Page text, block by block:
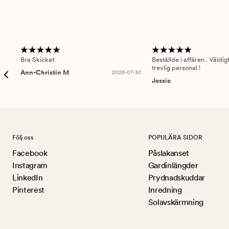
Bra Skickat
Ann-Christin M
2026-07-30
Beställde i affären .
trevlig personal !
Jessie
Följ oss
Facebook
Instagram
LinkedIn
Pinterest
POPULÄRA SIDOR
Påslakanset
Gardinlängder
Prydnadskuddar
Inredning
Solavskärmning